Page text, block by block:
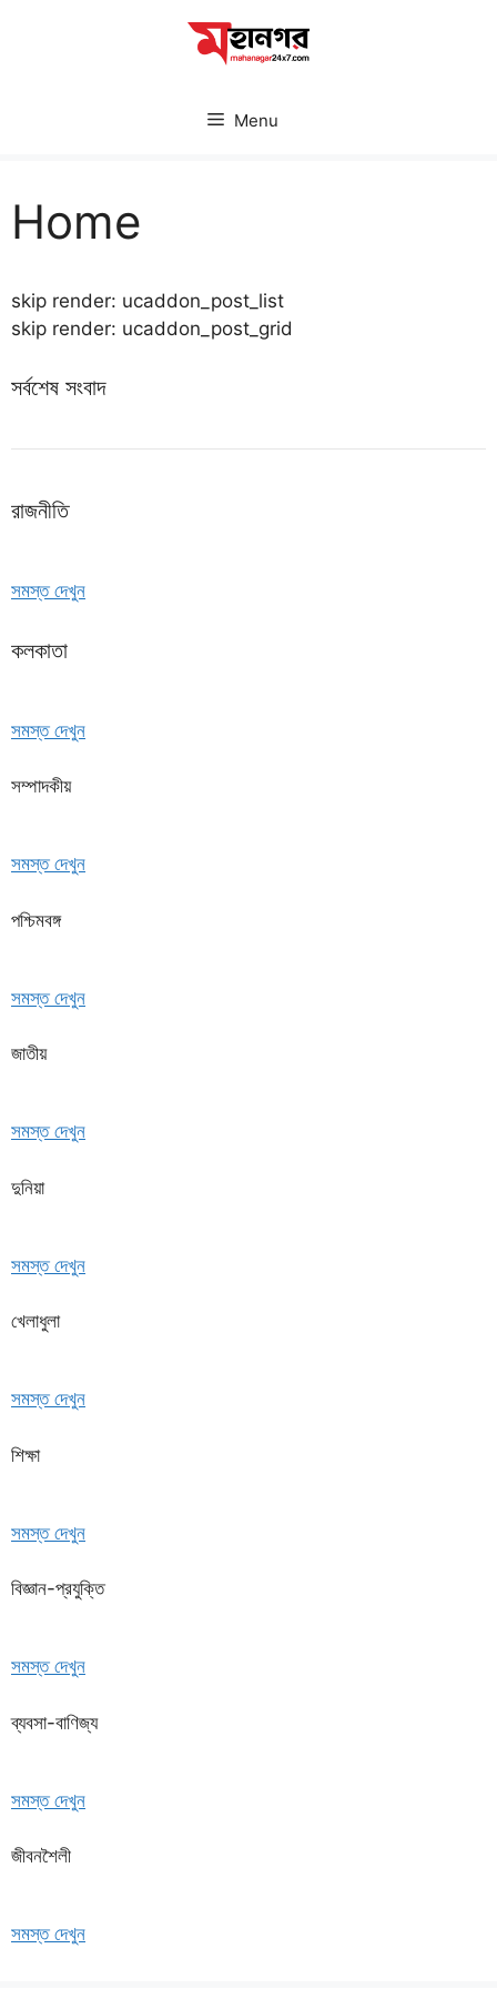
Menu
Home
skip render: ucaddon_post_list
skip render: ucaddon_post_grid
সর্বশেষ সংবাদ
রাজনীতি
সমস্ত দেখুন
কলকাতা
সমস্ত দেখুন
সম্পাদকীয়
সমস্ত দেখুন
পশ্চিমবঙ্গ
সমস্ত দেখুন
জাতীয়
সমস্ত দেখুন
দুনিয়া
সমস্ত দেখুন
খেলাধুলা
সমস্ত দেখুন
শিক্ষা
সমস্ত দেখুন
বিজ্ঞান-প্রযুক্তি
সমস্ত দেখুন
ব্যবসা-বাণিজ্য
সমস্ত দেখুন
জীবনশৈলী
সমস্ত দেখুন